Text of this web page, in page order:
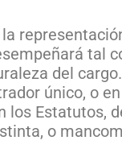
tal
del
único, o
los Estatutos,
o